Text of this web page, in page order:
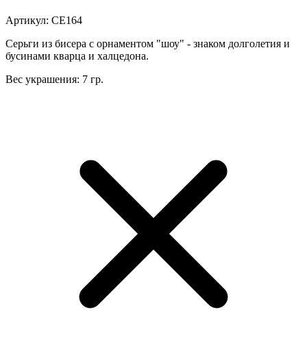
Артикул: CE164
Серьги из бисера с орнаментом "шоу" - знаком долголетия и
бусинами кварца и халцедона.
Вес украшения: 7 гр.